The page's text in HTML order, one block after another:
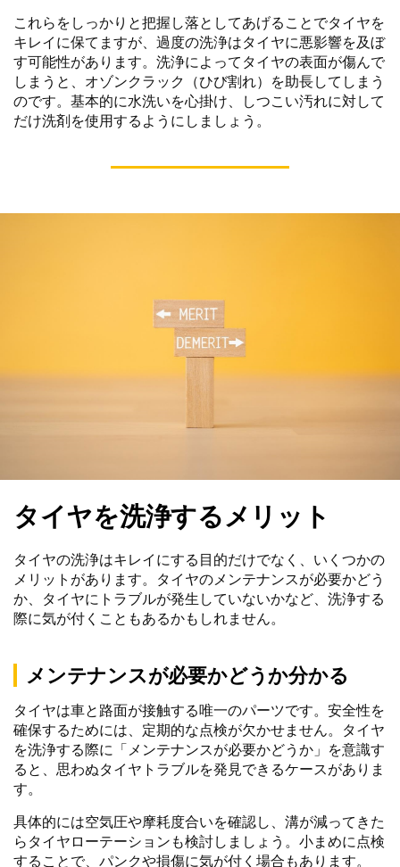
これらをしっかりと把握し落としてあげることでタイヤを
キレイに保てますが、過度の洗浄はタイヤに悪影響を及ぼ
す可能性があります。洗浄によってタイヤの表面が傷んで
しまうと、オゾンクラック（ひび割れ）を助長してしまう
のです。基本的に水洗いを心掛け、しつこい汚れに対して
だけ洗剤を使用するようにしましょう。
タイヤを洗浄するメリット
タイヤの洗浄はキレイにする目的だけでなく、いくつかの
メリットがあります。タイヤのメンテナンスが必要かどう
か、タイヤにトラブルが発生していないかなど、洗浄する
際に気が付くこともあるかもしれません。
メンテナンスが必要かどうか分かる
タイヤは車と路面が接触する唯一のパーツです。安全性を
確保するためには、定期的な点検が欠かせません。タイヤ
を洗浄する際に「メンテナンスが必要かどうか」を意識す
ると、思わぬタイヤトラブルを発見できるケースがありま
す。
具体的には空気圧や摩耗度合いを確認し、溝が減ってきた
らタイヤローテーションも検討しましょう。小まめに点検
することで、パンクや損傷に気が付く場合もあります。